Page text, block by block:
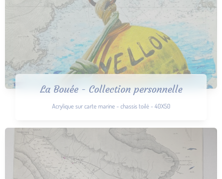
La Bouée - Collection personnelle
Acrylique sur carte marine - chassis toilé - 40X50